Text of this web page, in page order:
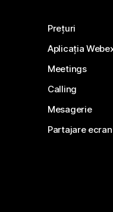
Prețuri
Aplicația
Meetings
Calling
Mesagerie
Partajare ecran